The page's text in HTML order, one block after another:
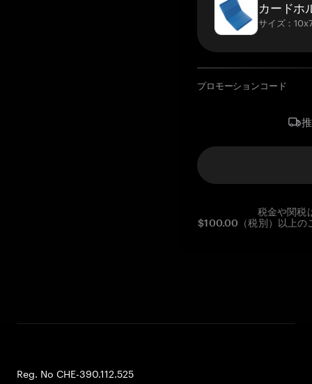
カードホ
サイズ：
プロモーションコード
税金や関税
$100.00（税別）以上の
Reg. No CHE-390.112.525